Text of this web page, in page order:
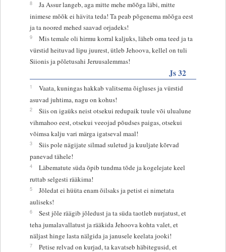
8
Ja Assur langeb, aga mitte mehe mõõga läbi, mitte
inimese mõõk ei hävita teda! Ta peab põgenema mõõga eest
ja ta noored mehed saavad orjadeks!
9
Mis temale oli hirmu korral kaljuks, läheb oma teed ja ta
vürstid heituvad lipu juurest, ütleb Jehoova, kellel on tuli
Siionis ja põletusahi Jeruusalemmas!
Js 32
1
Vaata, kuningas hakkab valitsema õigluses ja vürstid
asuvad juhtima, nagu on kohus!
2
Siis on igaüks neist otsekui redupaik tuule või ulualune
vihmahoo eest, otsekui veeojad põudses paigas, otsekui
võimsa kalju vari märga igatseval maal!
3
Siis pole nägijate silmad suletud ja kuuljate kõrvad
panevad tähele!
4
Läbematute süda õpib tundma tõde ja kogelejate keel
ruttab selgesti rääkima!
5
Jõledat ei hüüta enam õilsaks ja petist ei nimetata
auliseks!
6
Sest jõle räägib jõledust ja ta süda taotleb nurjatust, et
teha jumalavallatust ja rääkida Jehoova kohta valet, et
näljast hinge lasta nälgida ja janusele keelata jooki!
7
Petise relvad on kurjad, ta kavatseb häbitegusid, et